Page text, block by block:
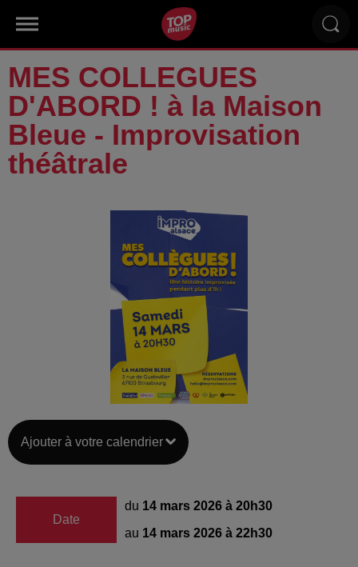
MES COLLEGUES
D'ABORD ! à la Maison
Bleue - Improvisation
théâtrale
Ajouter à votre calendrier
Date
du 14 mars 2026 à 20h30
au 14 mars 2026 à 22h30